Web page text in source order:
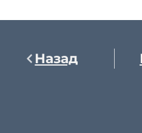
Назад